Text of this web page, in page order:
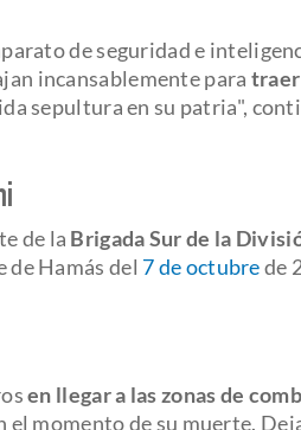
de seguridad e
incansablemente para traer
sepultura en su patria",
de la Brigada Sur de la
de Hamás del 7 de octubrede
en llegar a las zonas de
el momento de su muerte.